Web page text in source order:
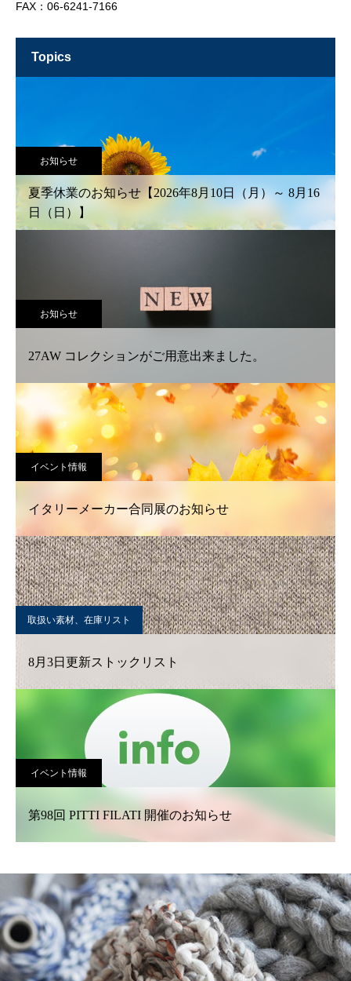
FAX：06-6241-7166
topics
お知らせ
夏季休業のお知らせ【2026年8月10日（月）～ 8月16
日（日）】
お知らせ
27AW コレクションがご用意出来ました。
イベント情報
イタリーメーカー合同展のお知らせ
取扱い素材、在庫リスト
8月3日更新ストックリスト
イベント情報
第98回 PITTI FILATI 開催のお知らせ